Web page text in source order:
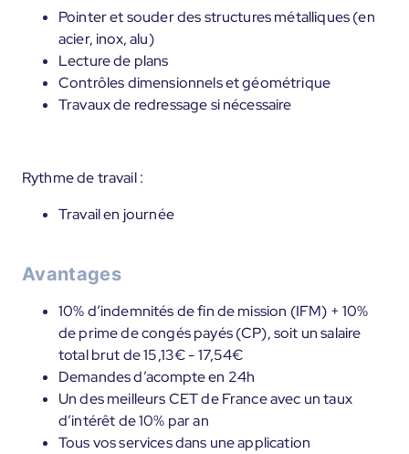
Pointer et souder des structures métalliques (en
acier, inox, alu)
Lecture de plans
Contrôles dimensionnels et géométrique
Travaux de redressage si nécessaire
Rythme de travail :
Travail en journée
Avantages
10% d’indemnités de fin de mission (IFM) + 10%
de prime de congés payés (CP), soit un salaire
total brut de 15,13€ - 17,54€
Demandes d’acompte en 24h
Un des meilleurs CET de France avec un taux
d’intérêt de 10% par an
Tous vos services dans une application